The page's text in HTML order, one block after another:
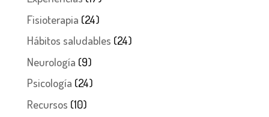
Fisioterapia (24)
Hábitos saludables (24)
Neurología (9)
Psicología (24)
Recursos (10)